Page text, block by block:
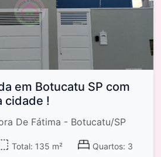
em Botucatu SP com
cidade !
De Fátima - Botucatu/SP
Total: 135 m²
Quartos: 3